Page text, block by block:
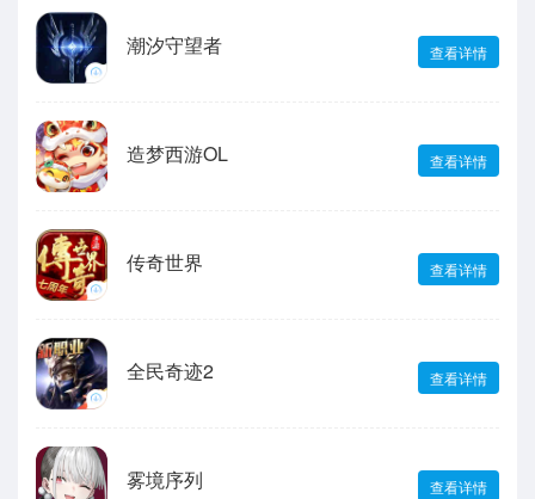
潮汐守望者 查看详情
造梦西游OL 查看详情
传奇世界 查看详情
全民奇迹2 查看详情
雾境序列 查看详情